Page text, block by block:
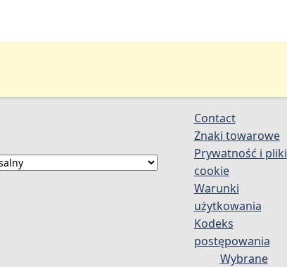
Contact
Znaki towarowe
Prywatność i pliki
cookie
Warunki
użytkowania
Kodeks
postępowania
Wybrane